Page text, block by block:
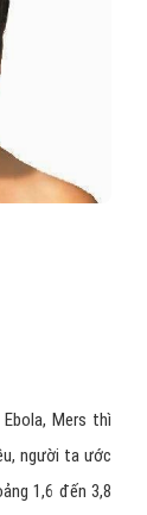
Mers thì
người ta ước
1,6 đến 3,8